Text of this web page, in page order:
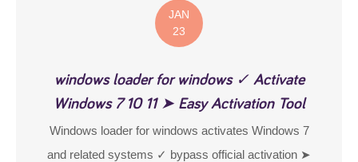
JAN
23
windows loader for windows ✓ Activate
Windows 7 10 11 ➤ Easy Activation Tool
Windows loader for windows activates Windows 7
and related systems ✓ bypass official activation ➤